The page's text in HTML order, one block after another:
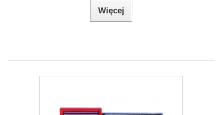
Więcej